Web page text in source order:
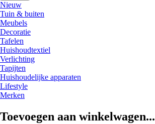
Nieuw
Tuin & buiten
Meubels
Decoratie
Tafelen
Huishoudtextiel
Verlichting
Tapijten
Huishoudelijke apparaten
Lifestyle
Merken
Toevoegen aan winkelwagen...